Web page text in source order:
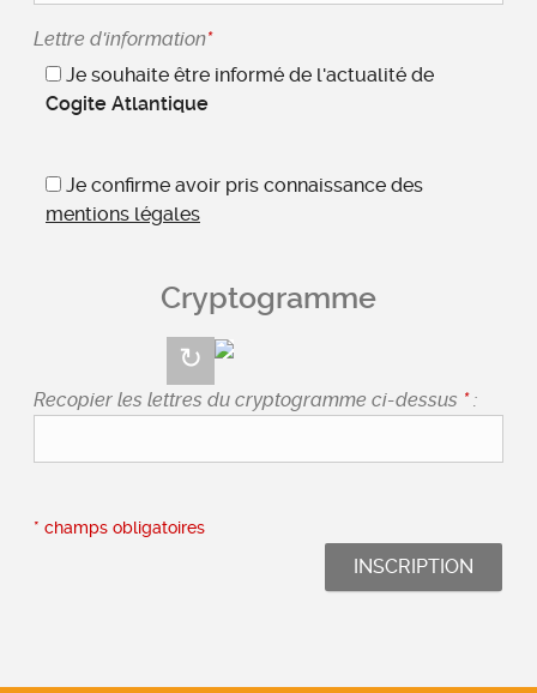
Lettre d'information*
Je souhaite être informé de l'actualité de
Cogite Atlantique
Je confirme avoir pris connaissance des
mentions légales
Cryptogramme
Recopier les lettres du cryptogramme ci-dessus *:
* champs obligatoires